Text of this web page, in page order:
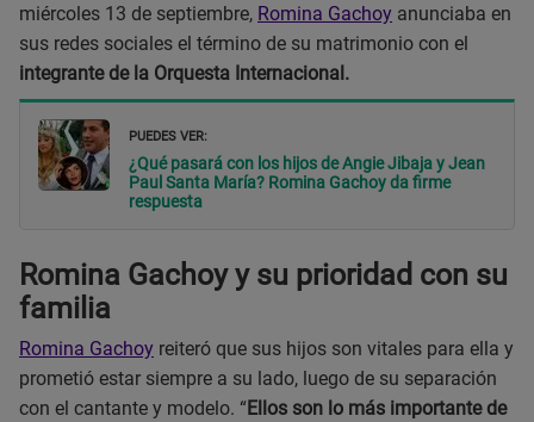
miércoles 13 de septiembre, Romina Gachoy anunciaba en
sus redes sociales el término de su matrimonio con el
integrante de la Orquesta Internacional.
PUEDES VER:
¿Qué pasará con los hijos de Angie Jibaja y Jean
Paul Santa María? Romina Gachoy da firme
respuesta
Romina Gachoy y su prioridad con su
familia
Romina Gachoy reiteró que sus hijos son vitales para ella y
prometió estar siempre a su lado, luego de su separación
con el cantante y modelo. “Ellos son lo más importante de